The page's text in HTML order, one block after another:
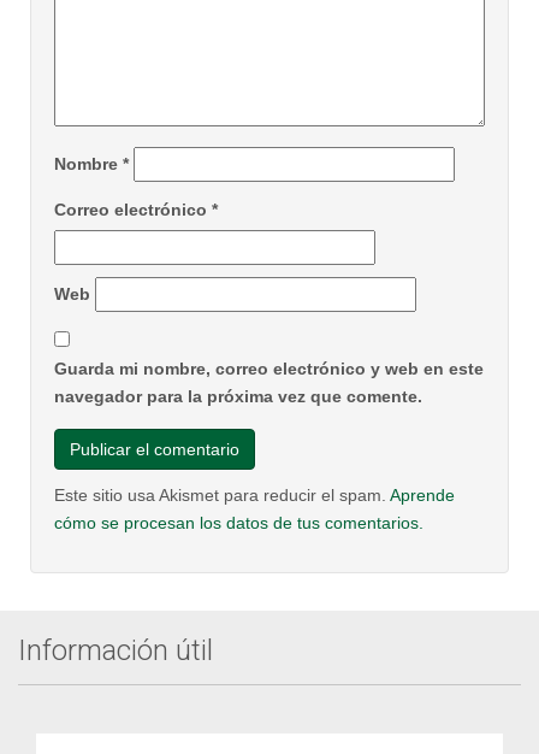
Nombre *
Correo electrónico *
Web
Guarda mi nombre, correo electrónico y web en este
navegador para la próxima vez que comente.
Este sitio usa Akismet para reducir el spam. Aprende
cómo se procesan los datos de tus comentarios.
Información útil